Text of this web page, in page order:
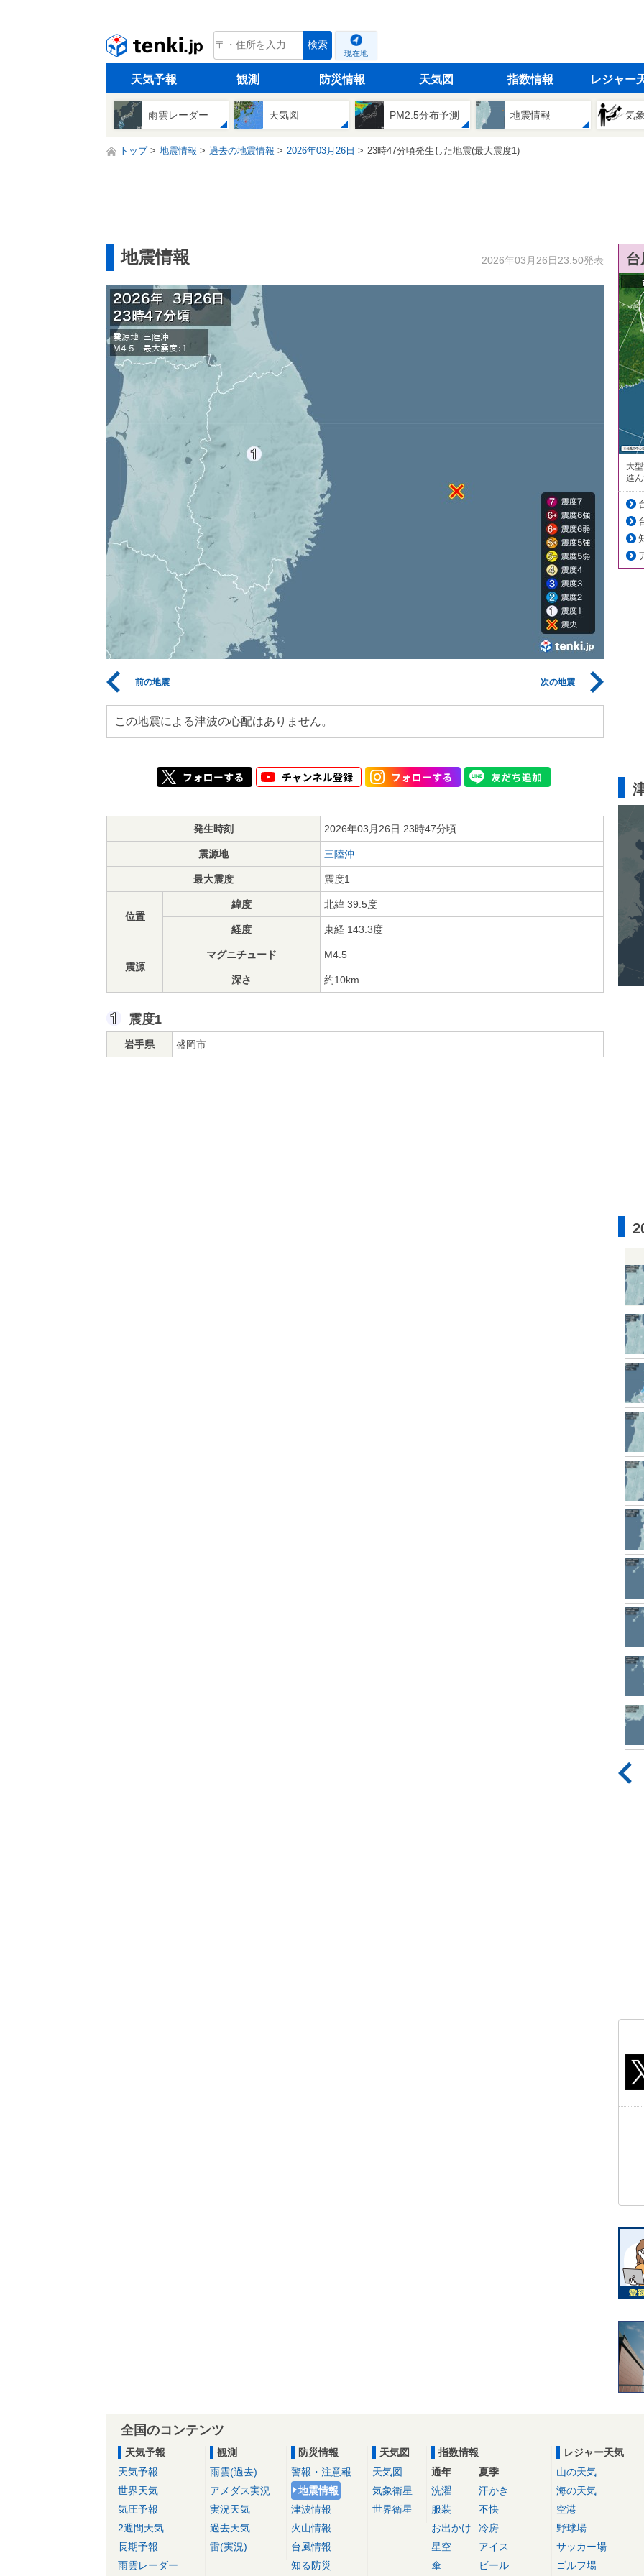
tenki.jp 検索
現在地
天気予報 観測 防災情報 天気図 指数情報 レジャー
雨雲レーダー 天気図 PM2.5分布予測 地震情報 気
トップ 地震情報 過去の地震情報 2026年03月26日 23時47分頃発生した地震(最大震度1)
地震情報 2026年03月26日23:50発表
前の地震 次の地震
この地震による津波の心配はありません。
発生時刻 2026年03月26日 23時47分頃
震源地 三陸沖
最大震度 震度1
位置
緯度 北緯 39.5度
経度 東経 143.3度
震源
マグニチュード M4.5
深さ 約10km
震度1
岩手県 盛岡市
大
進
全国のコンテンツ
天気予報
天気予報
世界天気
気圧予報
2週間天気
長期予報
雨雲レーダー
観測
雨雲(過去)
アメダス実況
実況天気
過去天気
雷(実況)
防災情報
警報・注意報
地震情報
津波情報
火山情報
台風情報
知る防災
天気図
天気図
気象衛星
世界衛星
指数情報
通年
洗濯
服装
お出かけ
星空
傘
夏季
汗かき
不快
冷房
アイス
ビール
レジャー天気
山の天気
海の天気
空港
野球場
サッカー場
ゴルフ場